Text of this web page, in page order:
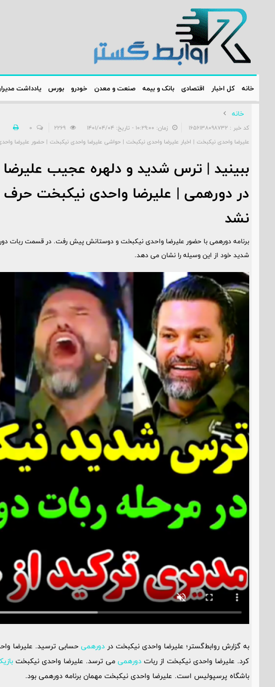
خانه کل اخبار اقتصادی بانک و بیمه صنعت و معدن خودرو بورس یادداشت
خانه
کد خبر : 1656138098732 زمان: ۱۰:۲۹:۰۰ - تاریخ: ۱۴۰۱/۰۴/۰۴
0
علیرضا واحدی نیکبخت | اخبار علیرضا واحدی نیکبخت | حواشی علیرضا واحدی نیکبخت | حضور علیرضا
ببینید | ترس شدید و دلهره عجیب
در دورهمی | علیرضا واحدی نیکبخت
نشد
برنامه دورهمی با حضور علیرضا واحدی نیکبخت و دوستانش پیش رفت. در قسمت ربات
شدید خود از این وسیله را نشان می دهد.
به گزارش روابط‌گستر؛ علیرضا واحدی نیکبخت در دورهمیحسابی ترسید. علیرضا
کرد. علیرضا واحدی نیکبخت از ربات دورهمی می ترسد. علیرضا واحدی نیکبخت
باشگاه پرسپولیس است. علیرضا واحدی نیکبخت مهمان برنامه دورهمی بود.